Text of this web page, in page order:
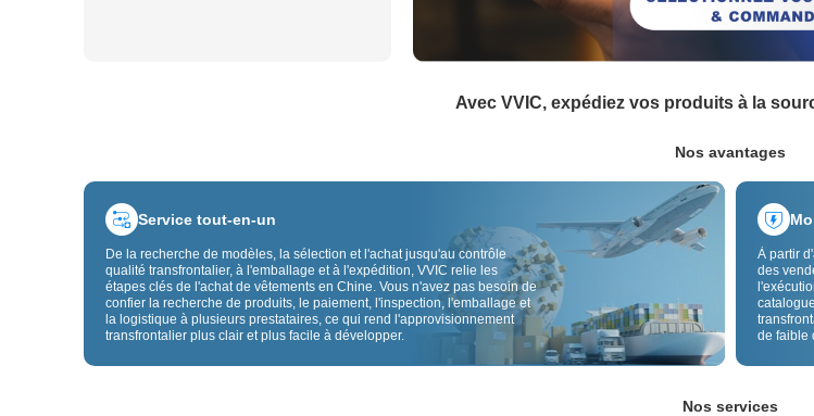
Avec VVIC, expédiez vos produits à la
Nos avantages
Service tout-en-un
De la recherche de modèles, la sélection et l'achat jusqu'au contrôle
qualité transfrontalier, à l'emballage et à l'expédition, VVIC relie les
étapes clés de l'achat de vêtements en Chine. Vous n'avez pas besoin de
confier la recherche de produits, le paiement, l'inspection, l'emballage et
la logistique à plusieurs prestataires, ce qui rend l'approvisionnement
transfrontalier plus clair et plus facile à développer.
À partir
des
de faible
Le
risques
Nos services